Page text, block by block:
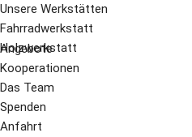
Unsere Werkstätten
Fahrradwerkstatt
Holzwerkstatt
Angebote
Kooperationen
Das Team
Spenden
Anfahrt